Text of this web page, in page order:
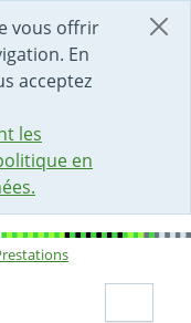
vous offrir
En
acceptez
les
en